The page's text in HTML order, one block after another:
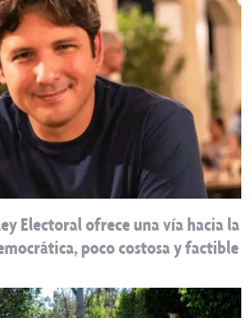
Electoral ofrece una vía hacia la
poco costosa y factible